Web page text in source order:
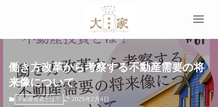
働き方改革から考察する不動産需要の将
来像について
不動産投資とは？ 2025年2月4日